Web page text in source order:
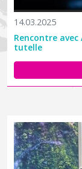
14.03.2025
Rencontre
tutelle